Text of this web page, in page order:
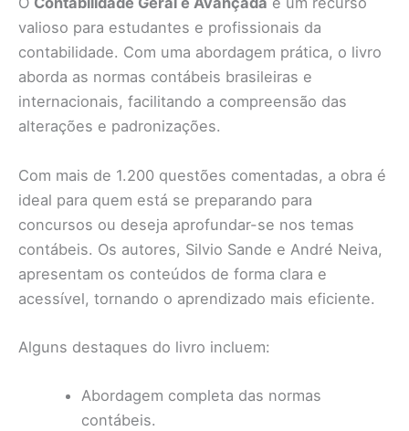
valioso para estudantes e profissionais da
contabilidade. Com uma abordagem prática, o livro
aborda as normas contábeis brasileiras e
internacionais, facilitando a compreensão das
alterações e padronizações.
Com mais de 1.200 questões comentadas, a obra é
ideal para quem está se preparando para
concursos ou deseja aprofundar-se nos temas
contábeis. Os autores, Silvio Sande e André Neiva,
apresentam os conteúdos de forma clara e
acessível, tornando o aprendizado mais eficiente.
Alguns destaques do livro incluem:
Abordagem completa das normas
contábeis.